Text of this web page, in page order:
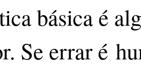
básica é
Se errar é